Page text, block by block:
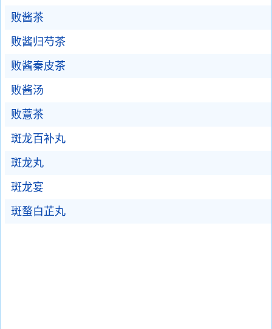
败酱茶
败酱归芍茶
败酱秦皮茶
败酱汤
败薏茶
斑龙百补丸
斑龙丸
斑龙宴
斑蝥白芷丸